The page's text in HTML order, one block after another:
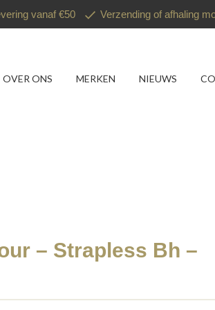
vanaf €50 Verzending of afhaling
OVER ONS MERKEN NIEUWS
– Strapless Bh –